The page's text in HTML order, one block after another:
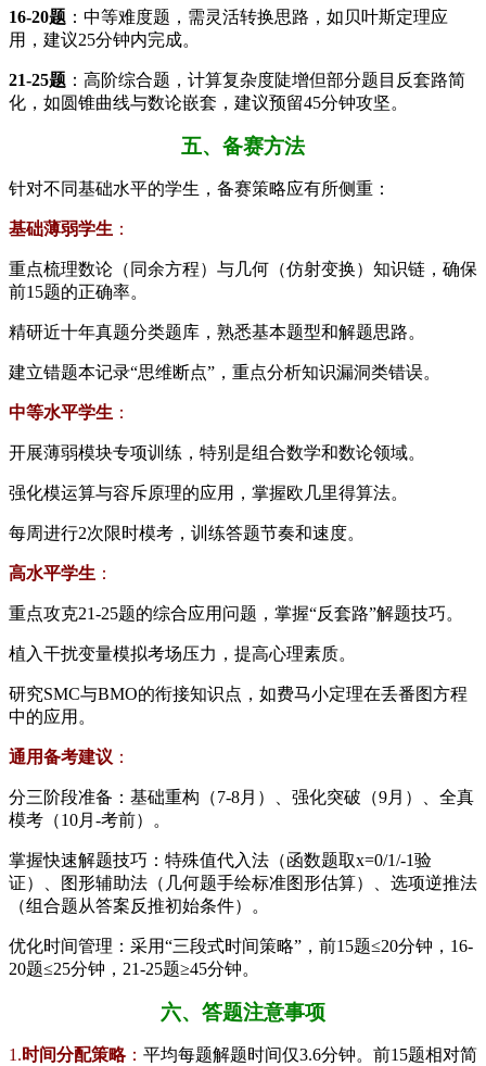
​16-20题​ ​：中等难度题，需灵活转换思路，如贝叶斯定理应
用，建议25分钟内完成。
​21-25题​ ​：高阶综合题，计算复杂度陡增但部分题目反套路简
化，如圆锥曲线与数论嵌套，建议预留45分钟攻坚。
五、备赛方法
针对不同基础水平的学生，备赛策略应有所侧重：
​基础薄弱学生​ ​：
重点梳理数论（同余方程）与几何（仿射变换）知识链，确保
前15题的正确率。
精研近十年真题分类题库，熟悉基本题型和解题思路。
建立错题本记录“思维断点”，重点分析知识漏洞类错误。
​中等水平学生​ ​：
开展薄弱模块专项训练，特别是组合数学和数论领域。
强化模运算与容斥原理的应用，掌握欧几里得算法。
每周进行2次限时模考，训练答题节奏和速度。
​高水平学生​ ​：
重点攻克21-25题的综合应用问题，掌握“反套路”解题技巧。
植入干扰变量模拟考场压力，提高心理素质。
研究SMC与BMO的衔接知识点，如费马小定理在丢番图方程
中的应用。
​通用备考建议​ ​：
分三阶段准备：基础重构（7-8月）、强化突破（9月）、全真
模考（10月-考前）。
掌握快速解题技巧：特殊值代入法（函数题取x=0/1/-1验
证）、图形辅助法（几何题手绘标准图形估算）、选项逆推法
（组合题从答案反推初始条件）。
优化时间管理：采用“三段式时间策略”，前15题≤20分钟，16-
20题≤25分钟，21-25题≥45分钟。
六、答题注意事项
1. ​时间分配策略​​： 平均每题解题时间仅3.6分钟。前15题相对简